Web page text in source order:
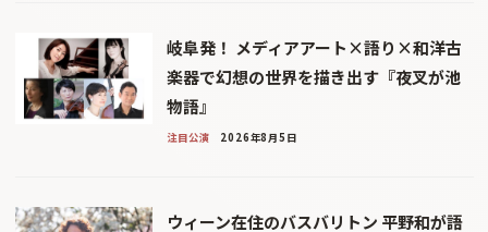
岐阜発！ メディアアート×語り×和洋古
楽器で幻想の世界を描き出す『夜叉が池
物語』
注目公演 2026年8月5日
ウィーン在住のバスバリトン 平野和が語